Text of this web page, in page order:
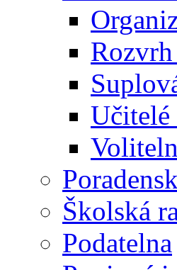
Učitelé
Školská
Podatelna